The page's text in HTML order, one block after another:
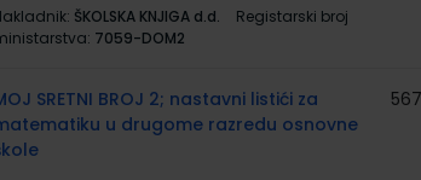
ŠKOLSKA KNJIGA d.d.
Registarski broj
7059-DOM2
SRETNI BROJ 2; nastavni listići za
u drugome razredu osnovne